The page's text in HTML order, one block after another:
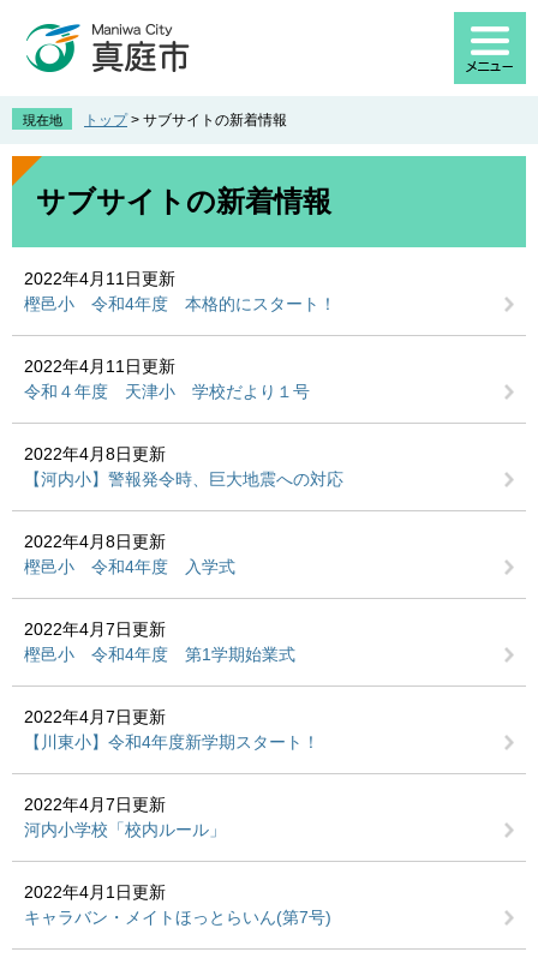
先
す
を
し
現在地 トップ > サブサイトの新着情報
本
サブサイトの新着情報
2022年4月11日更新
樫邑小 令和4年度 本格的にスタート！
2022年4月11日更新
令和４年度 天津小 学校だより１号
2022年4月8日更新
【河内小】警報発令時、巨大地震への対応
2022年4月8日更新
樫邑小 令和4年度 入学式
2022年4月7日更新
樫邑小 令和4年度 第1学期始業式
2022年4月7日更新
【川東小】令和4年度新学期スタート！
2022年4月7日更新
河内小学校「校内ルール」
2022年4月1日更新
キャラバン・メイトほっとらいん(第7号)